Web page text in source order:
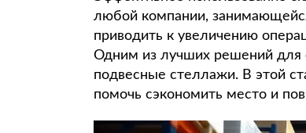
любой компании,
приводить к увеличению
Одним из лучших решений для
подвесные стеллажи. В этой
помочь сэкономить место и